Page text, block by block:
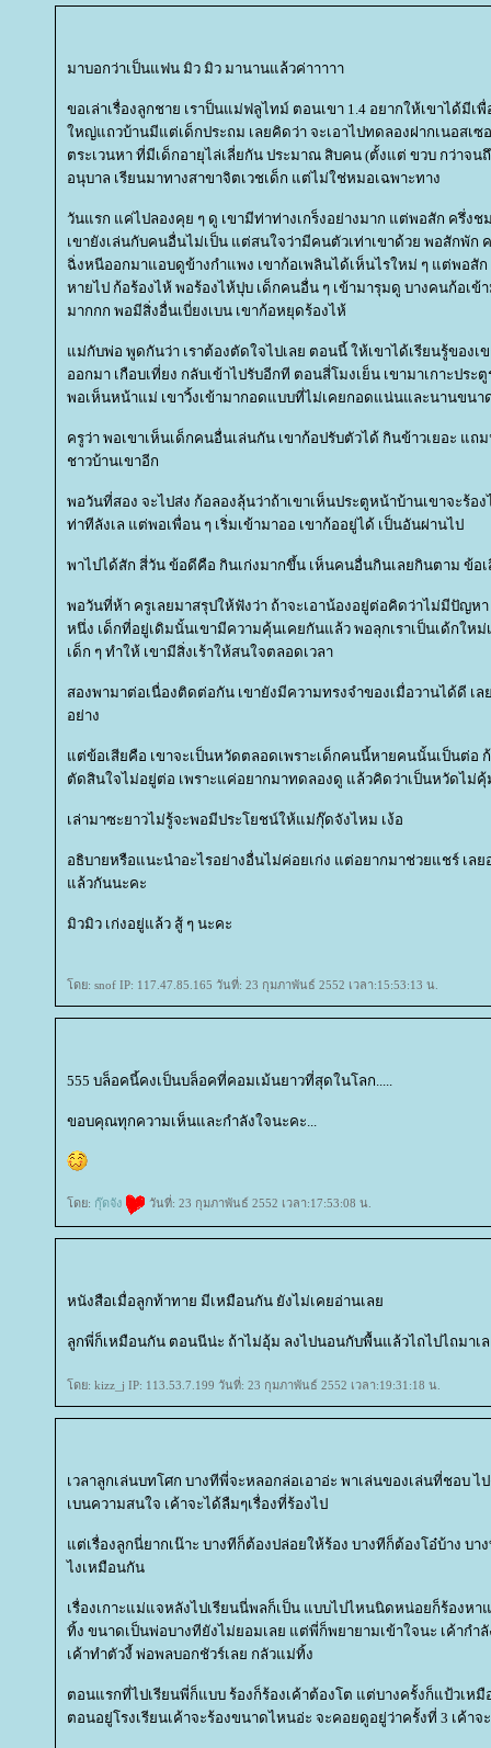
มาบอกว่าเป็นแฟน มิว มิว มานานแล้วค่าาาาา
ขอเล่าเรื่องลูกชาย เราป็นแม่ฟลูไทม์ ตอนเขา 1.4 อยากให้เขาได้มีเ
หญ่แถวบ้านมีแต่เด็กประถม เลยคิดว่า จะเอาไปทดลองฝากเนอสเซ
ตระเวนหา ที่มีเด็กอายุไล่เลี่ยกัน ประมาณ สิบคน (ตั้งแต่ ขวบ กว่าจน
อนุบาล เรียนมาทางสาขาจิตเวชเด็ก แต่ไม่ใช่หมอเฉพาะทาง
วันแรก แค่ไปลองคุย ๆ ดู เขามีท่าท่างเกร็งอย่างมาก แต่พอสัก ครึ่ง
เขายังเล่นกับคนอื่นไม่เป็น แต่สนใจว่ามีคนตัวเท่าเขาด้วย พอสักพั
ฉิ่งหนีออกมาแอบดูข้างกำแพง เขาก้อเพลินได้เห็นไรใหม่ ๆ แต่พอสั
หายไป ก้อร้องไห้ พอร้องไห้ปุบ เด็กคนอื่น ๆ เข้ามารุมดู บางคนก้อเ
มากกก พอมีสิ่งอื่นเบี่ยงเบน เขาก้อหยุดร้องไห้
ม่กับพ่อ พูดกันว่า เราต้องตัดใจไปเลย ตอนนี้ ให้เขาได้เรียนรู้ของเข
ออกมา เกือบเที่ยง กลับเข้าไปรับอีกที ตอนสี่โมงเย็น เขามาเกาะปร
พอเห็นหน้าแม่ เขาวิ้งเข้ามากอดแบบที่ไม่เคยกอดแน่นและนานขน
ครูว่า พอเขาเห็นเด็กคนอื่นเล่นกัน เขาก้อปรับตัวได้ กินข้าวเยอะ แ
ชาวบ้านเขาอีก
พอวันที่สอง จะไปส่ง ก้อลองลุ้นว่าถ้าเขาเห็นประตูหน้าบ้านเขาจะร้อ
ท่าทีลังเล แต่พอเพื่อน ๆ เริ่มเข้ามาออ เขาก้ออยู่ได้ เป็นอันผ่านไป
พาไปได้สัก สี่วัน ข้อดีคือ กินเก่งมากขึ้น เห็นคนอื่นกินเลยกินตาม ข้อ
พอวันที่ห้า ครูเลยมาสรุปให้ฟังว่า ถ้าจะเอาน้องอยู่ต่อคิดว่าไม่มีปัญหา
หนึ่ง เด็กที่อยู่เดิมนั้นเขามีความคุ้นเคยกันแล้ว พอลุกเราเป็นเด้กให
เด็ก ๆ ทำให้ เขามีสิ่งเร้าให้สนใจตลอดเวลา
สองพามาต่อเนื่องติดต่อกัน เขายังมีความทรงจำของเมื่อวานได้ดี เ
อย่าง
ต่ข้อเสียคือ เขาจะเป็นหวัดตลอดเพราะเด็กคนนี้หายคนนั้นเป็นต่อ
ตัดสินใจไม่อยู่ต่อ เพราะแค่อยากมาทดลองดู แล้วคิดว่าเป็นหวัดไม่
เล่ามาซะยาวไม่รู้จะพอมีประโยชน์ให้แม่กุ๊ดจังไหม เง้อ
อธิบายหรือแนะนำอะไรอย่างอื่นไม่ค่อยเก่ง แต่อยากมาช่วยแชร์ เล
ล้วกันนะคะ
มิวมิว เก่งอยู่แล้ว สู้ ๆ นะคะ
ดย: snof IP: 117.47.85.165 วันที่: 23 กุมภาพันธ์ 2552 เวลา:15:53:13 น.
555 บล็อคนี้คงเป็นบล็อคที่คอมเม้นยาวที่สุดในโลก.....
ขอบคุณทุกความเห็นและกำลังใจนะคะ...
ดย: กุ๊ดจัง วันที่: 23 กุมภาพันธ์ 2552 เวลา:17:53:08 น.
หนังสือเมื่อลูกท้าทาย มีเหมือนกัน ยังไม่เคยอ่านเล
ลูกพี่ก็เหมือนกัน ตอนนีน่ะ ถ้าไม่อุ้ม ลงไปนอนกับพื้นแล้วไถไปไถมา
ดย: kizz_j IP: 113.53.7.199 วันที่: 23 กุมภาพันธ์ 2552 เวลา:19:31:18 น.
เวลาลูกเล่นบทโศก บางทีพี่จะหลอกล่อเอาอ่ะ พาเล่นของเล่นที่ชอบ
เบนความสนใจ เค้าจะได้ลืมๆเรื่องที่ร้องไป
ต่เรื่องลูกนี่ยากเน๊าะ บางทีก็ต้องปล่อยให้ร้อง บางทีก็ต้องโอ๋บ้าง บา
ไงเหมือนกัน
เรื่องเกาะแม่แจหลังไปเรียนนี่พลก็เป็น แบบไปไหนนิดหน่อยก็ร้องห
ทิ้ง ขนาดเป็นพ่อบางทียังไม่ยอมเลย แต่พี่ก็พยายามเข้าใจนะ เค้ากำ
เค้าทำตัวงี้ พ่อพลบอกชัวร์เลย กลัวแม่ทิ้ง
ตอนแรกที่ไปเรียนพี่ก็แบบ ร้องก็ร้องเค้าต้องโต แต่บางครั้งก็แป้วเห
ตอนอยู่โรงเรียนเค้าจะร้องขนาดไหนอ่ะ จะคอยดูอยู่ว่าครั้งที่ 3 เค้า